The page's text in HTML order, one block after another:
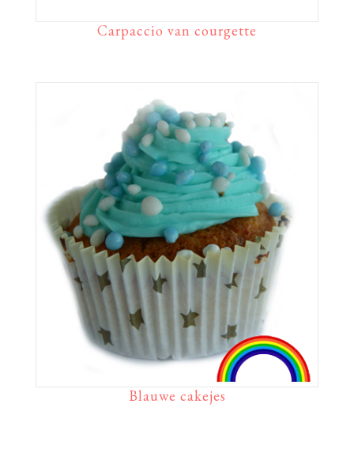
Carpaccio van courgette
Blauwe cakejes